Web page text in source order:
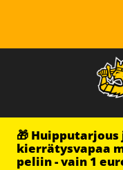
🎁
kierrätysvapaa
peliin - vain 1